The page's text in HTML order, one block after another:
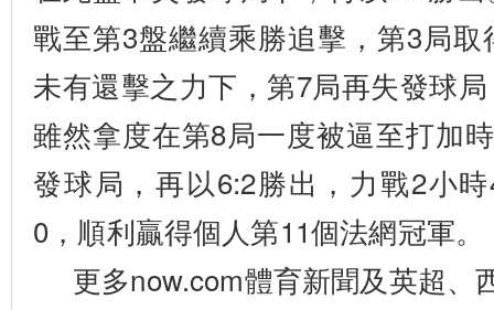
戰至第3盤繼續乘勝追擊，第3局
未有還擊之力下，第7局再失發球
雖然拿度在第8局一度被逼至打加
發球局，再以6:2勝出，力戰2小
0，順利贏得個人第11個法網冠軍。
更多now.com體育新聞及英超、